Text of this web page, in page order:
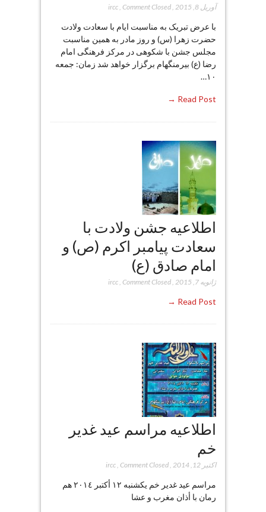
آوریل 8, 2015 ,
ircc, Comment Closed
با عرض تبریک به مناسبت ایام با سعادت ولادت
حضرت زهرا (س) و روز مادر به همین مناسبت
مجلس جشن با شکوهی در مرکز فرهنگی امام
رضا (ع) بیرمنگهام برگزار خواهد شد زمان: جمعه
۱۰…
Read Post →
اطلاعیه جشن ولادت با
سعادت پیامبر اکرم (ص) و
امام صادق (ع)
ژانویه 7, 2015 ,
ircc, Comment Closed
Read Post →
اطلاعيه مراسم عيد غدير
خم
اکتبر 12, 2014 ,
ircc, Comment Closed
مراسم عيد غدير خم يكشنبه ١٢ أكتبر ٢٠١٤ هم
رمان با أذان مغرب و عشا